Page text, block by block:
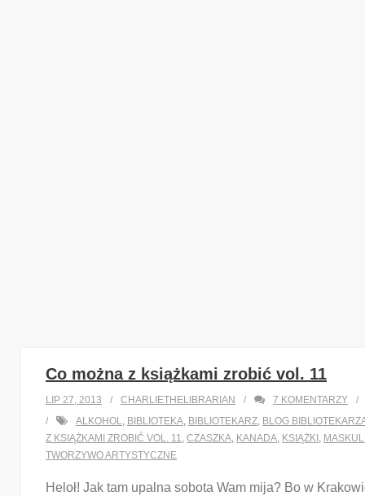
Co można z książkami zrobić vol. 11
LIP 27, 2013 CHARLIETHELIBRARIAN 7 KOMENTARZY
ALKOHOL, BIBLIOTEKA, BIBLIOTEKARZ, BLOG
Z KSIĄŻKAMI ZROBIĆ VOL. 11, CZASZKA, KANADA, KSIĄŻKI ,
TWORZYWO ARTYSTYCZNE
Heloł! Jak tam upalna sobota Wam mija? Bo w